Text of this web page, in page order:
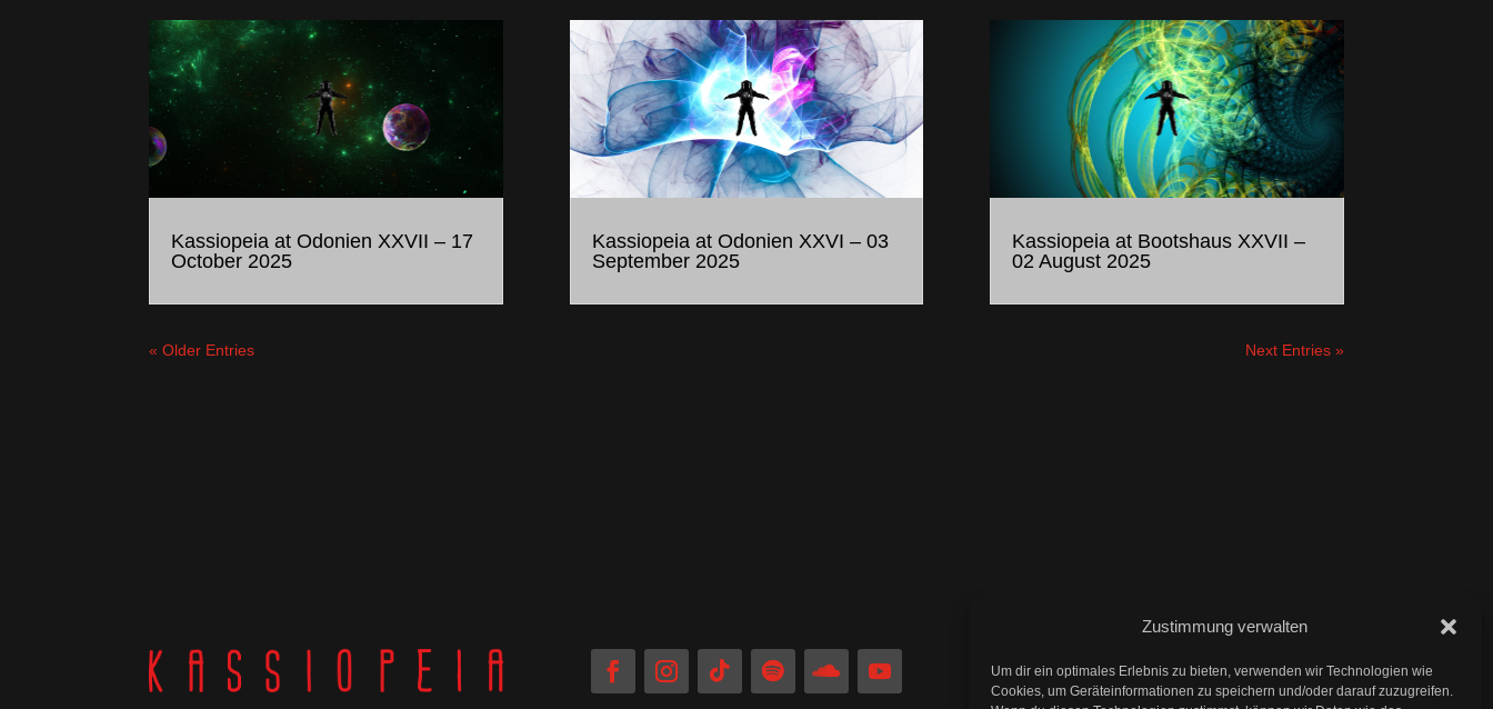
Zustimmung verwalten
Um dir ein optimales Erlebnis zu bieten, verwenden wir Technologien wie
Cookies, um Geräteinformationen zu speichern und/oder darauf zuzugreifen.
Kassiopeia at Odonien XXVII – 17
October 2025
Kassiopeia at Odonien XXVI – 03
September 2025
Kassiopeia at Bootshaus XXVII –
02 August 2025
« Older Entries Next Entries »
Impressum